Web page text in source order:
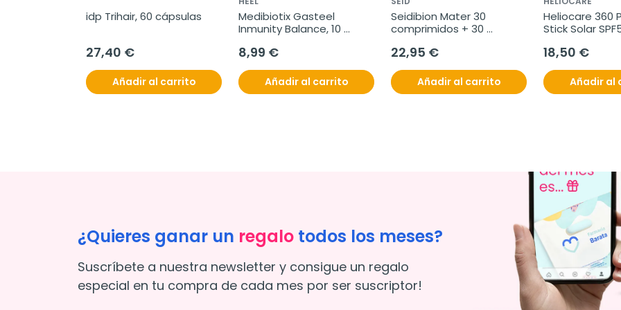
idp Trihair, 60 cápsulas
27,40 €
Añadir al carrito
Medibiotix Gasteel
Inmunity Balance, 10
8,99 €
Añadir al carrito
Seidibion Mater 30
comprimidos + 30
22,95 €
Añadir al carrito
Heliocare 360
Stick Solar
18,50 €
Añadir al
¿Quieres ganar un regalo todos los meses?
Suscríbete a nuestra newsletter y consigue un regalo
especial en tu compra de cada mes por ser suscriptor!